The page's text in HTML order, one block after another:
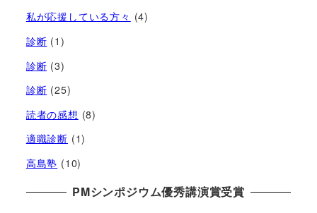
私が応援している方々 (4)
診断 (1)
診断 (3)
診断 (25)
読者の感想 (8)
適職診断 (1)
高島塾 (10)
PMシンポジウム優秀講演賞受賞